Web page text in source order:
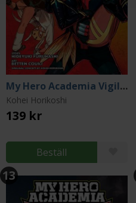
My Hero Academia Vigilantes Vol 11
Kohei Horikoshi
139 kr
Beställ
13